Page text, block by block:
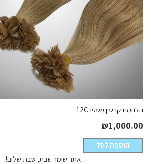
הלחמת קרטין מספר12C
₪1,000.00
הוספה לסל
אתר שומר שבת, שבת שלום!